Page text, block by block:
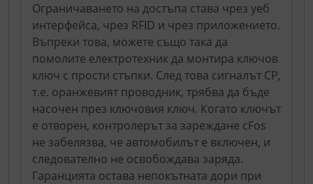
Ограничаването на достъпа става чрез уеб
интерфейса, чрез RFID и чрез приложението.
Въпреки това, можете също така да
помолите електротехник да монтира ключов
ключ с прости стъпки. След това сигналът CP,
т.е. оранжевият проводник, трябва да бъде
насочен през ключовия ключ. Когато ключът
е отворен, контролерът за зареждане cFos
не забелязва, че автомобилът е включен, и
следователно не освобождава заряда.
Гаранцията остава непокътната дори при